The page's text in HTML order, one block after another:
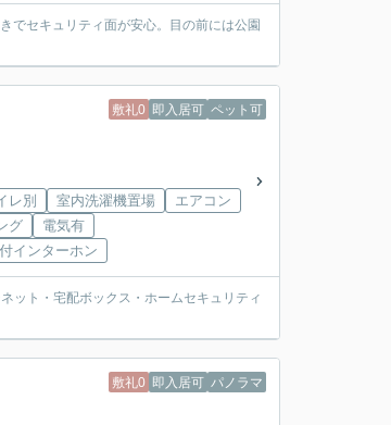
でセキュリティ面が安心。目の前には公園
敷礼0 即入居可 ペット可
レ別 室内洗濯機置場
エアコン
グ
電気有
インターホン
ット・宅配ボックス・ホームセキュリティ
敷礼0 即入居可 パノラマ